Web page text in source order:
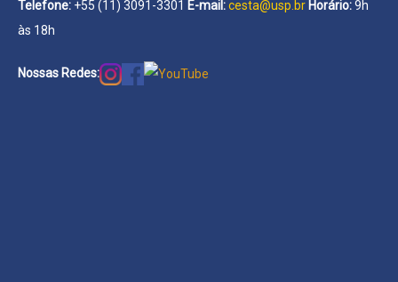
Telefone: +55 (11) 3091-3301 E-mail:cesta@usp.br Horário:9h
às 18h
Nossas Redes: